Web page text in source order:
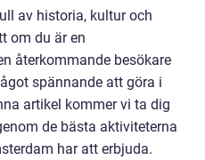
av historia, kultur och
om du är en
återkommande besökare
spännande att göra i
artikel kommer vi ta dig
de bästa aktiviteterna
har att erbjuda.